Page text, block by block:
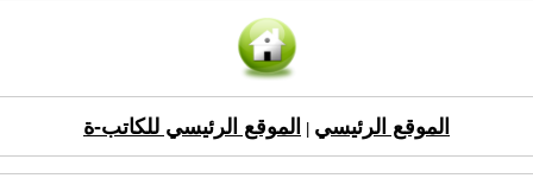
الموقع الرئيسي الموقع الرئيسي للكاتب-ة